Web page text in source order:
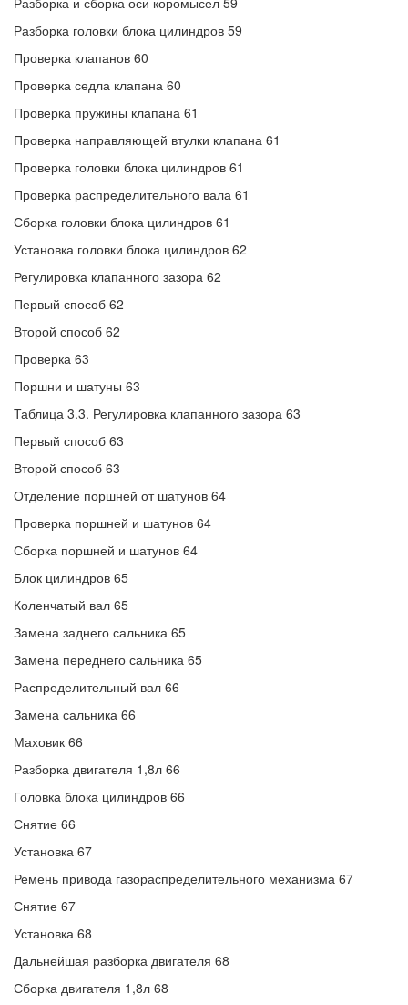
Разборка головки блока цилиндров 59
Проверка клапанов 60
Проверка седла клапана 60
Проверка пружины клапана 61
Проверка направляющей втулки клапана 61
Проверка головки блока цилиндров 61
Проверка распределительного вала 61
Сборка головки блока цилиндров 61
Установка головки блока цилиндров 62
Регулировка клапанного зазора 62
Первый способ 62
Второй способ 62
Проверка 63
Поршни и шатуны 63
Таблица 3.3. Регулировка клапанного зазора 63
Первый способ 63
Второй способ 63
Отделение поршней от шатунов 64
Проверка поршней и шатунов 64
Сборка поршней и шатунов 64
Блок цилиндров 65
Коленчатый вал 65
Замена заднего сальника 65
Замена переднего сальника 65
Распределительный вал 66
Замена сальника 66
Маховик 66
Разборка двигателя 1,8л 66
Головка блока цилиндров 66
Снятие 66
Установка 67
Ремень привода газораспределительного механизма 67
Снятие 67
Установка 68
Дальнейшая разборка двигателя 68
Сборка двигателя 1,8л 68